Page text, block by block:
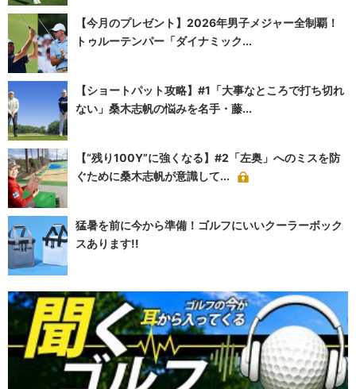
【今月のプレゼント】2026年男子メジャー全制覇！
トゥルーテンパー「ダイナミック...
【ショートパット攻略】#1「大事なところで打ち切れ
ない」桑木志帆の悩みを名手・藤...
【“残り100Y”に強くなる】#2「左奥」へのミスを防
ぐために桑木志帆が意識して...
猛暑を前に今から準備！ゴルフにいいクーラーボック
スあります!!